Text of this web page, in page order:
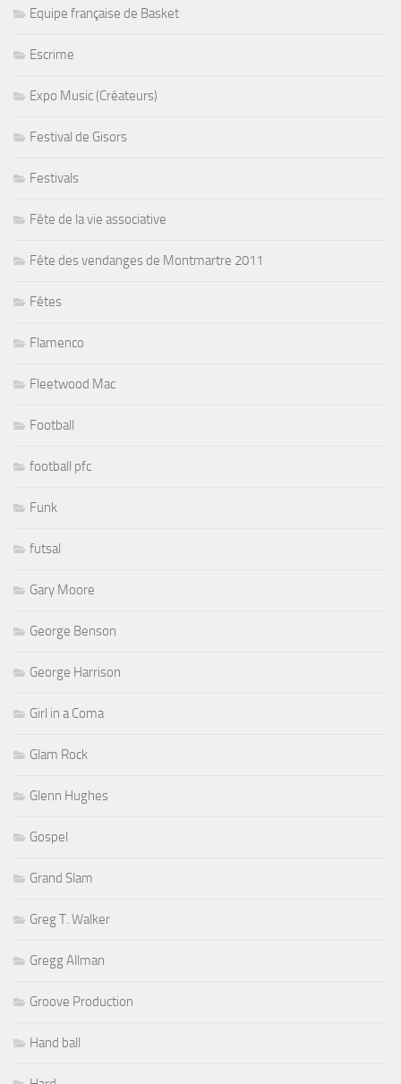
Equipe française de Basket
Escrime
Expo Music (Créateurs)
Festival de Gisors
Festivals
Fête de la vie associative
Fête des vendanges de Montmartre 2011
Fêtes
Flamenco
Fleetwood Mac
Football
football pfc
Funk
futsal
Gary Moore
George Benson
George Harrison
Girl in a Coma
Glam Rock
Glenn Hughes
Gospel
Grand Slam
Greg T. Walker
Gregg Allman
Groove Production
Hand ball